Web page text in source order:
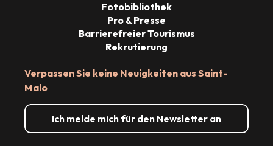
Verpassen Sie keine Neuigkeiten aus Saint-
Malo
Ich melde mich für den Newsletter an
Fotobibliothek
Pro & Presse
Barrierefreier Tourismus
Rekrutierung